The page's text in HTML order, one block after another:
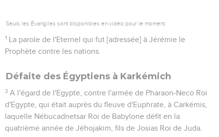
Seuls les Évangiles sont disponibles en vidéo pour le moment.
1 La parole de l'Eternel qui fut [adressée] à Jérémie le
Prophète contre les nations.
Défaite des Égyptiens à Karkémich
2 A l'égard de l'Egypte, contre l'armée de Pharaon-Neco Roi
d'Egypte, qui était auprès du fleuve d'Euphrate, à Carkémis,
laquelle Nébucadnetsar Roi de Babylone défit en la
quatrième année de Jéhojakim, fils de Josias Roi de Juda.